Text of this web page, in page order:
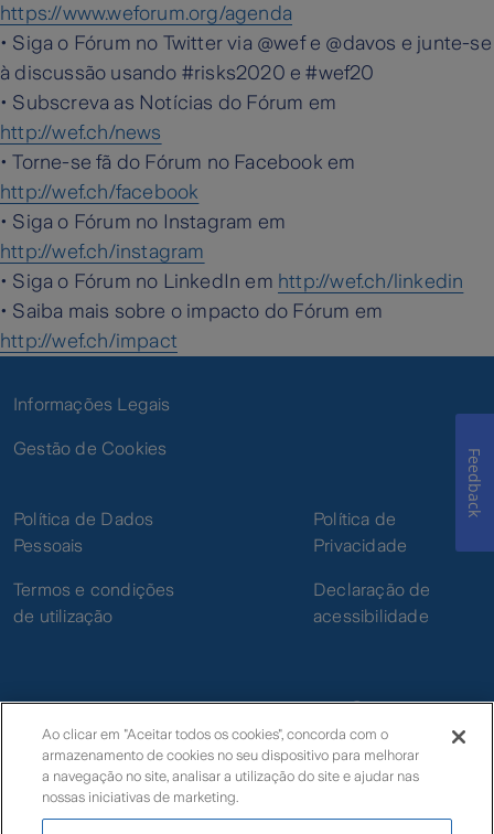
https://www.weforum.org/agenda
• Siga o Fórum no Twitter via @wef e @davos e junte-se
à discussão usando #risks2020 e #wef20
• Subscreva as Notícias do Fórum em
http://wef.ch/news
• Torne-se fã do Fórum no Facebook em
http://wef.ch/facebook
• Siga o Fórum no Instagram em
http://wef.ch/instagram
• Siga o Fórum no LinkedIn em http://wef.ch/linkedin
• Saiba mais sobre o impacto do Fórum em
http://wef.ch/impact
Informações Legais
Gestão de Cookies
Política de Dados
Pessoais
Termos e condições
de utilização
Política de
Privacidade
Declaração de
acessibilidade
© Zurich
Feedback
Ao clicar em "Aceitar todos os cookies", concorda com o
armazenamento de cookies no seu dispositivo para melhorar
a navegação no site, analisar a utilização do site e ajudar nas
nossas iniciativas de marketing.